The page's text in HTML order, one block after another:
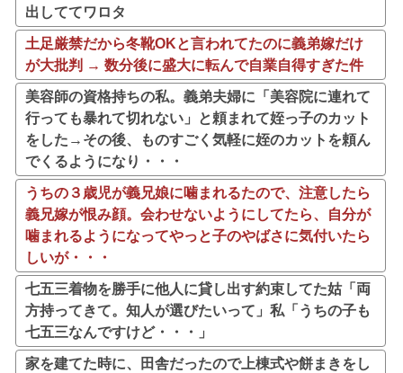
出しててワロタ
土足厳禁だから冬靴OKと言われてたのに義弟嫁だけ
が大批判 → 数分後に盛大に転んで自業自得すぎた件
美容師の資格持ちの私。義弟夫婦に「美容院に連れて
行っても暴れて切れない」と頼まれて姪っ子のカット
をした→その後、ものすごく気軽に姪のカットを頼ん
でくるようになり・・・
うちの３歳児が義兄娘に噛まれるたので、注意したら
義兄嫁が恨み顔。会わせないようにしてたら、自分が
噛まれるようになってやっと子のやばさに気付いたら
しいが・・・
七五三着物を勝手に他人に貸し出す約束してた姑「両
方持ってきて。知人が選びたいって」私「うちの子も
七五三なんですけど・・・」
家を建てた時に、田舎だったので上棟式や餅まきをし